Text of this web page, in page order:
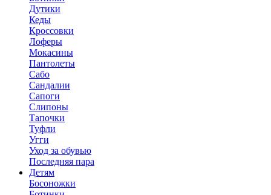
Дутики
Кеды
Кроссовки
Лоферы
Мокасины
Пантолеты
Сабо
Сандалии
Сапоги
Слипоны
Тапочки
Туфли
Угги
Уход за обувью
Последняя пара
Детям
Босоножки